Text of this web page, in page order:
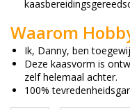
Waarom
Ik, Danny, ben
Deze kaasvorm is
zelf helemaal achter.
100%